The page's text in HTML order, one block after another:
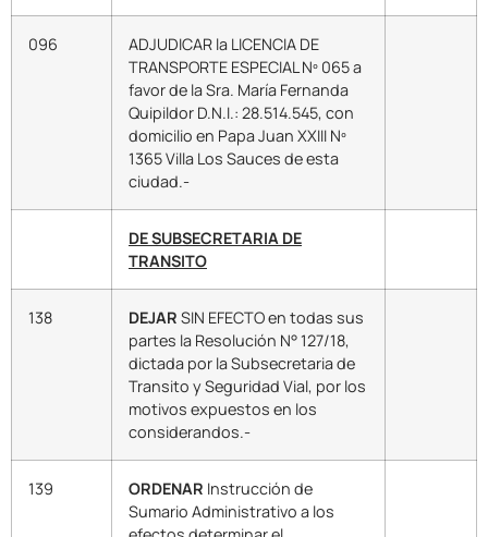
096
ADJUDICAR la LICENCIA DE
TRANSPORTE ESPECIAL Nº 065 a
favor de la Sra. María Fernanda
Quipildor D.N.I.: 28.514.545, con
domicilio en Papa Juan XXIII Nº
1365 Villa Los Sauces de esta
ciudad.-
DE SUBSECRETARIA DE
TRANSITO
138 DEJAR SIN EFECTO en todas sus
partes la Resolución N° 127/18,
dictada por la Subsecretaria de
Transito y Seguridad Vial, por los
motivos expuestos en los
considerandos.-
139 ORDENAR Instrucción de
Sumario Administrativo a los